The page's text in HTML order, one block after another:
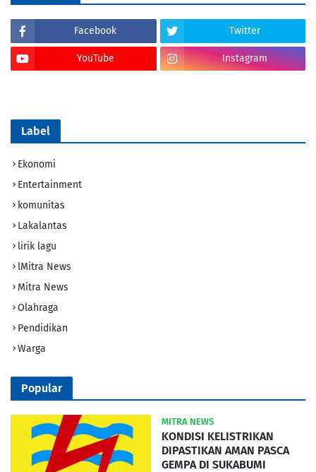
Facebook Twitter
YouTube Instagram
Label
Ekonomi
Entertainment
komunitas
Lakalantas
lirik lagu
lMitra News
Mitra News
Olahraga
Pendidikan
Warga
Popular
MITRA NEWS
KONDISI KELISTRIKAN
DIPASTIKAN AMAN PASCA
GEMPA DI SUKABUMI